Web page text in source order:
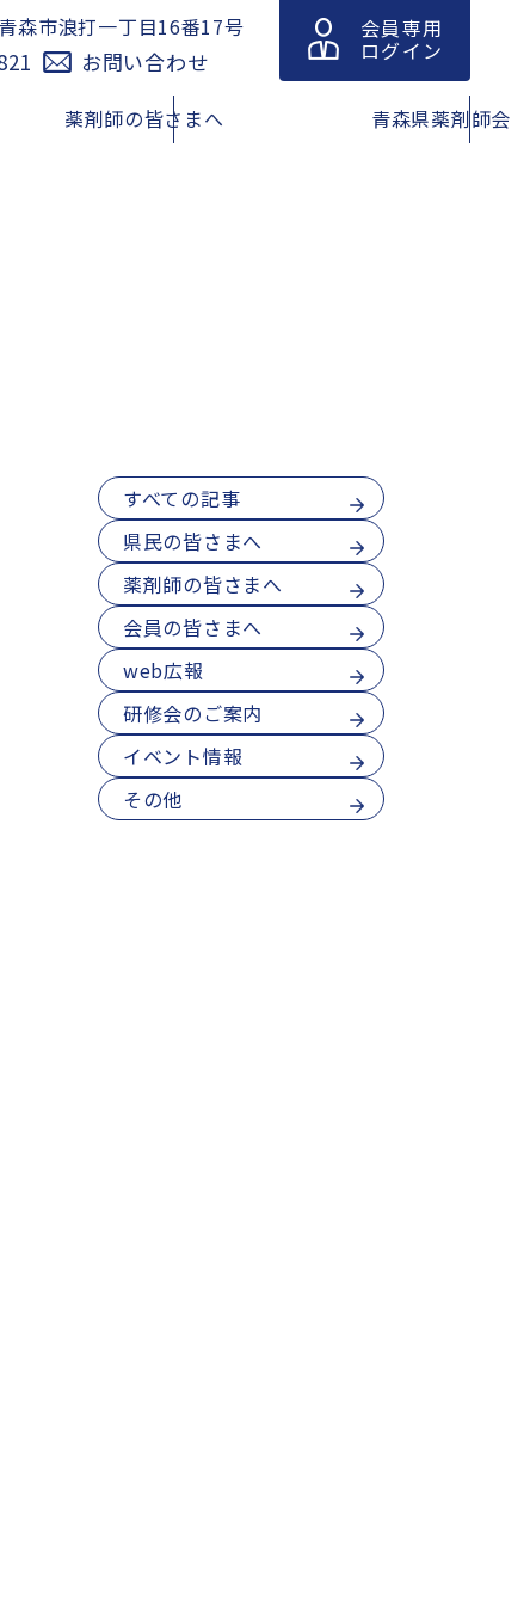
情報
脳卒中の症状と対策
薬剤師の皆さまへ
青森県吸入療法研究会
青森県薬剤師会
お問い合わせ
会員専用
ログイン
青森市浪打一丁目16番17号
すべての記事
県民の皆さまへ
薬剤師の皆さまへ
会員の皆さまへ
web広報
研修会のご案内
イベント情報
その他